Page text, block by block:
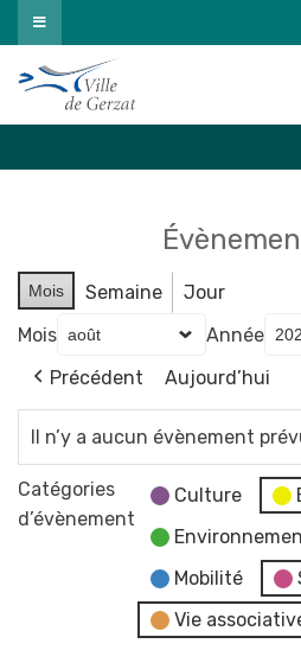
Passer
au
contenu
Mois Semaine
Jour
Mois
Année
Précédent
Aujourd’hui
Il n’y a aucun évènement
Catégories
d’évènement
Culture
Mobilité
Vie